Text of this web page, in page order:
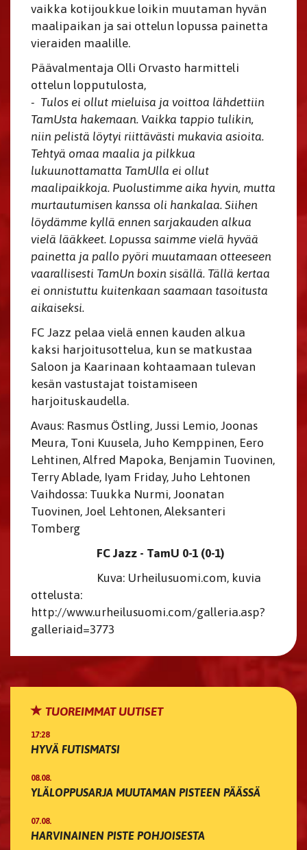
vaikka kotijoukkue loikin muutaman hyvän
maalipaikan ja sai ottelun lopussa painetta
vieraiden maalille.
Päävalmentaja Olli Orvasto harmitteli
ottelun lopputulosta,
- Tulos ei ollut mieluisa ja voittoa lähdettiin
TamUsta hakemaan. Vaikka tappio tulikin,
niin pelistä löytyi riittävästi mukavia asioita.
Tehtyä omaa maalia ja pilkkua
lukuunottamatta TamUlla ei ollut
maalipaikkoja. Puolustimme aika hyvin, mutta
murtautumisen kanssa oli hankalaa. Siihen
löydämme kyllä ennen sarjakauden alkua
vielä lääkkeet. Lopussa saimme vielä hyvää
painetta ja pallo pyöri muutamaan otteeseen
vaarallisesti TamUn boxin sisällä. Tällä kertaa
ei onnistuttu kuitenkaan saamaan tasoitusta
aikaiseksi.
FC Jazz pelaa vielä ennen kauden alkua
kaksi harjoitusottelua, kun se matkustaa
Saloon ja Kaarinaan kohtaamaan tulevan
kesän vastustajat toistamiseen
harjoituskaudella.
Avaus: Rasmus Östling, Jussi Lemio, Joonas
Meura, Toni Kuusela, Juho Kemppinen, Eero
Lehtinen, Alfred Mapoka, Benjamin Tuovinen,
Terry Ablade, Iyam Friday, Juho Lehtonen
Vaihdossa: Tuukka Nurmi, Joonatan
Tuovinen, Joel Lehtonen, Aleksanteri
Tomberg
FC Jazz - TamU 0-1 (0-1)
Kuva: Urheilusuomi.com, kuvia
ottelusta:
http://www.urheilusuomi.com/galleria.asp?
galleriaid=3773
TUOREIMMAT UUTISET
17:28
HYVÄ FUTISMATSI
08.08.
YLÄLOPPUSARJA MUUTAMAN PISTEEN PÄÄSSÄ
07.08.
HARVINAINEN PISTE POHJOISESTA